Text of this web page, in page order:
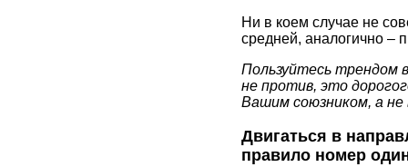
Ни в коем случае не
средней, аналогично –
Пользуйтесь трендом
не против, это
Вашим союзником, а не
Двигаться в
правило номер